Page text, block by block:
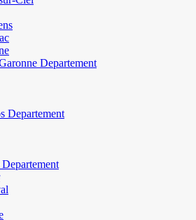
Departement
Departement